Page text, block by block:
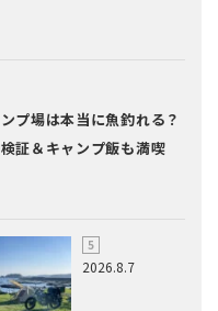
プ場は本当に魚釣れる？
証＆キャンプ飯も満喫
2026.8.7